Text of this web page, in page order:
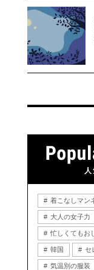
着こなしマン
大人の女子力
忙しくてもお
韓国 セ
気温別の服装